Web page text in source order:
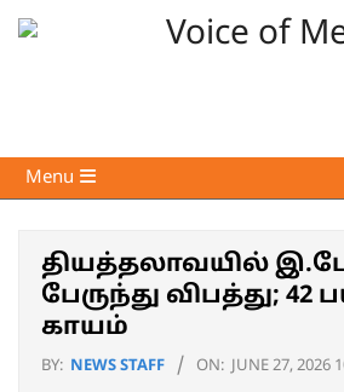
Skip
Voice
of
Primary
Navigation
Menu
தியத்தலாவயில்
பேருந்து விபத்து;
காயம்
BY: NEWS STAFF ON: JUNE 27, 2026